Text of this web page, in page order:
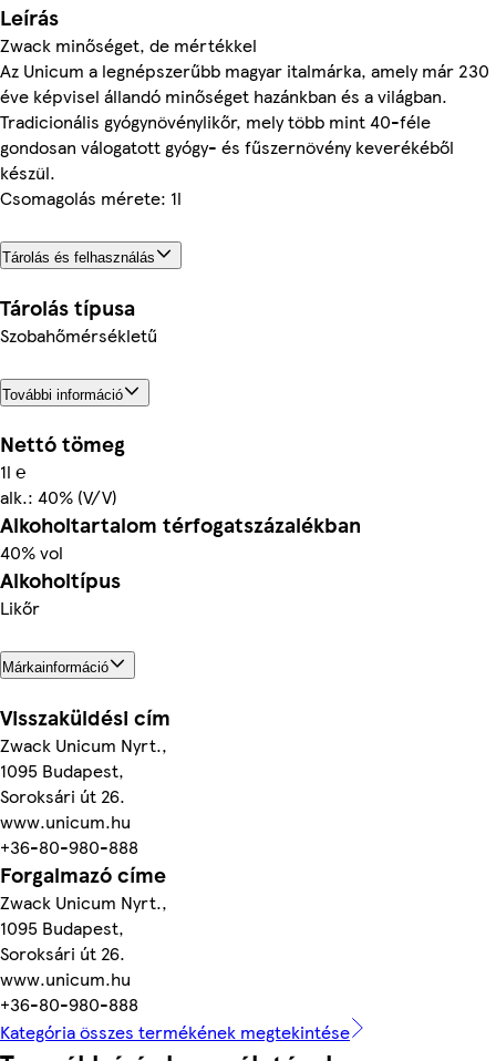
Leírás
Zwack minőséget, de mértékkel
Az Unicum a legnépszerűbb magyar italmárka, amely már 230
éve képvisel állandó minőséget hazánkban és a világban.
Tradicionális gyógynövénylikőr, mely több mint 40-féle
gondosan válogatott gyógy- és fűszernövény keverékéből
készül.
Csomagolás mérete: 1l
Tárolás és felhasználás
Tárolás típusa
Szobahőmérsékletű
További információ
Nettó tömeg
1l ℮
alk.: 40% (V/V)
Alkoholtartalom térfogatszázalékban
40% vol
Alkoholtípus
Likőr
Márkainformáció
Visszaküldési cím
Zwack Unicum Nyrt.,
1095 Budapest,
Soroksári út 26.
www.unicum.hu
+36-80-980-888
Forgalmazó címe
Zwack Unicum Nyrt.,
1095 Budapest,
Soroksári út 26.
www.unicum.hu
+36-80-980-888
Kategória összes termékének megtekintése